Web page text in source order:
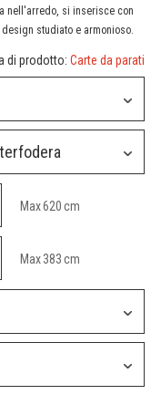
nell'arredo, si inserisce con
studiato e armonioso.
di prodotto: Carte da parati
Max620 cm
Max383 cm